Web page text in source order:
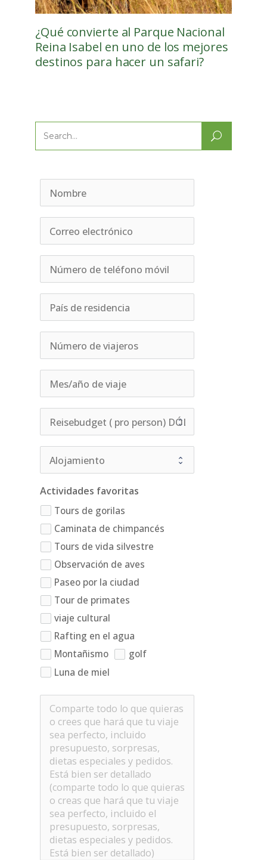
¿Qué convierte al Parque Nacional
Reina Isabel en uno de los mejores
destinos para hacer un safari?
Search
Actividades favoritas
Tours de gorilas
Caminata de chimpancés
Tours de vida silvestre
Observación de aves
Paseo por la ciudad
Tour de primates
viaje cultural
Rafting en el agua
Montañismo
golf
Luna de miel